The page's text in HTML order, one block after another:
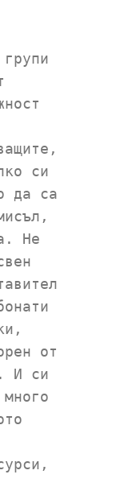
си
да са
Не
от
И си